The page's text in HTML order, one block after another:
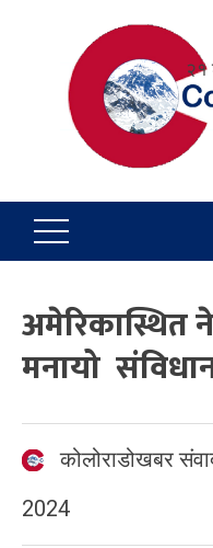
२१
अमेरिकास्थित
मनायो
कोलोराडोखबर
2024